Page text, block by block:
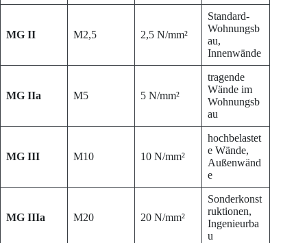
MG II M2,5 2,5 N/mm²
Standard-
Wohnungsb
au,
Innenwände
MG IIa M5 5 N/mm²
tragende
Wände im
Wohnungsb
au
MG III M10 10 N/mm²
hochbelastet
e Wände,
Außenwänd
e
MG IIIa M20 20 N/mm²
Sonderkonst
ruktionen,
Ingenieurba
u